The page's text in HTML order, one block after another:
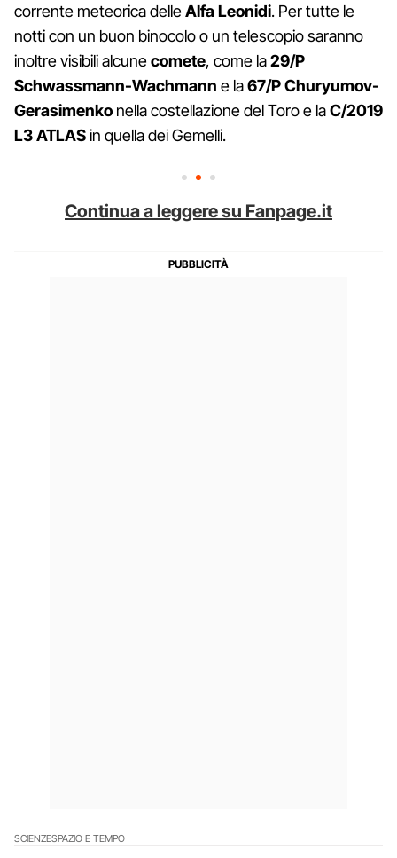
corrente meteorica delleAlfa Leonidi. Per tutte le
notti con un buon binocolo o un telescopio saranno
inoltre visibili alcunecomete, come la29/P
Schwassmann-Wachmann e la67/P Churyumov-
Gerasimenko nella costellazione del Toro e laC/2019
L3 ATLASin quella dei Gemelli.
Continua a leggere su Fanpage.it
SCIENZESPAZIO E TEMPO